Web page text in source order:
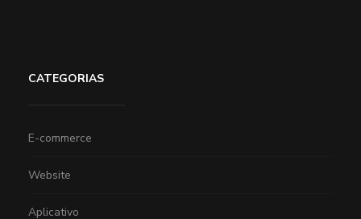
CATEGORIAS
E-commerce
Website
Aplicativo